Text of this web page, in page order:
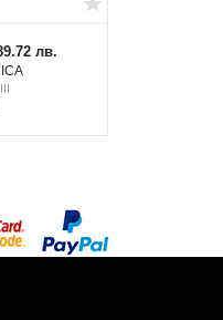
лв.